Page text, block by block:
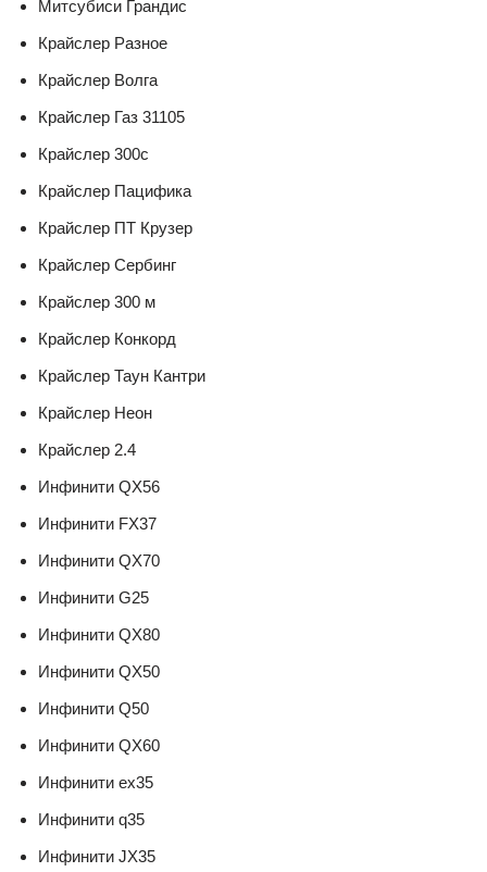
Митсубиси Грандис
Крайслер Разное
Крайслер Волга
Крайслер Газ 31105
Крайслер 300с
Крайслер Пацифика
Крайслер ПТ Крузер
Крайслер Сербинг
Крайслер 300 м
Крайслер Конкорд
Крайслер Таун Кантри
Крайслер Неон
Крайслер 2.4
Инфинити QX56
Инфинити FX37
Инфинити QX70
Инфинити G25
Инфинити QX80
Инфинити QX50
Инфинити Q50
Инфинити QX60
Инфинити ex35
Инфинити q35
Инфинити JX35